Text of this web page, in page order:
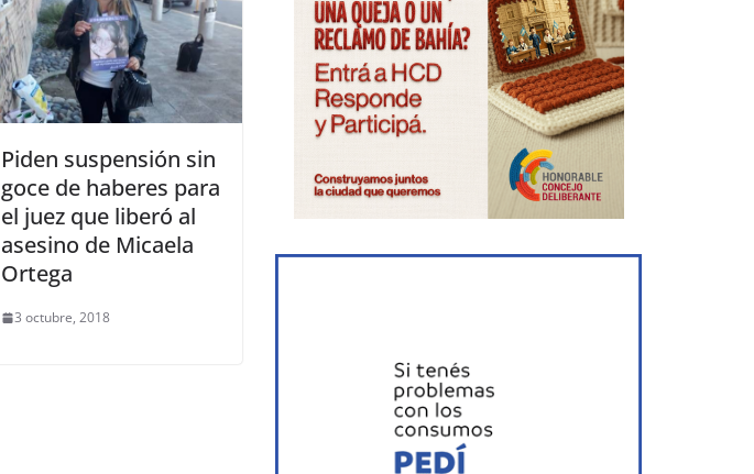
Piden suspensión sin
goce de haberes para
el juez que liberó al
asesino de Micaela
Ortega
3 octubre, 2018